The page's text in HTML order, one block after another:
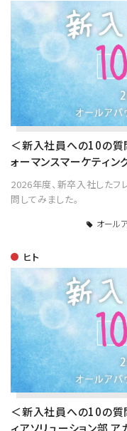
＜新入社員への10の質
ォーマンスマーケティン
2026年度、新卒入社したフ
問してみました。
オール
ヒト
＜新入社員への10の質